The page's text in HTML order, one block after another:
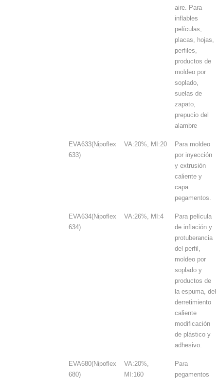
aire. Para
inflables
películas,
placas, hojas,
perfiles,
productos de
moldeo por
soplado,
suelas de
zapato,
prepucio del
alambre
EVA633(Nipoflex
633)
VA:20%, MI:20
Para moldeo
por inyección
y extrusión
caliente y
capa
pegamentos.
EVA634(Nipoflex
634)
VA:26%, MI:4
Para película
de inflación y
protuberancia
del perfil,
moldeo por
soplado y
productos de
la espuma, del
derretimiento
caliente
modificación
de plástico y
adhesivo.
EVA680(Nipoflex
680)
VA:20%,
MI:160
Para
pegamentos